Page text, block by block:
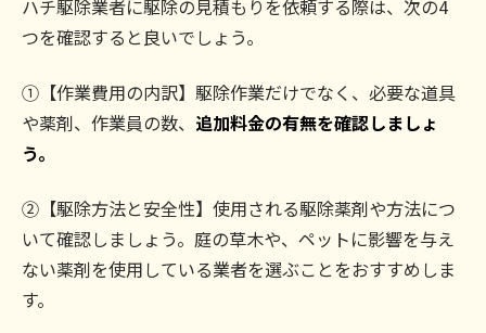
ハチ駆除業者に駆除の見積もりを依頼する際は、次の4
つを確認すると良いでしょう。
①【作業費用の内訳】駆除作業だけでなく、必要な道具
や薬剤、作業員の数、 追加料金の有無を確認しましょ
う。
②【駆除方法と安全性】使用される駆除薬剤や方法につ
いて確認しましょう。庭の草木や、ペットに影響を与え
ない薬剤を使用している業者を選ぶことをおすすめしま
す。